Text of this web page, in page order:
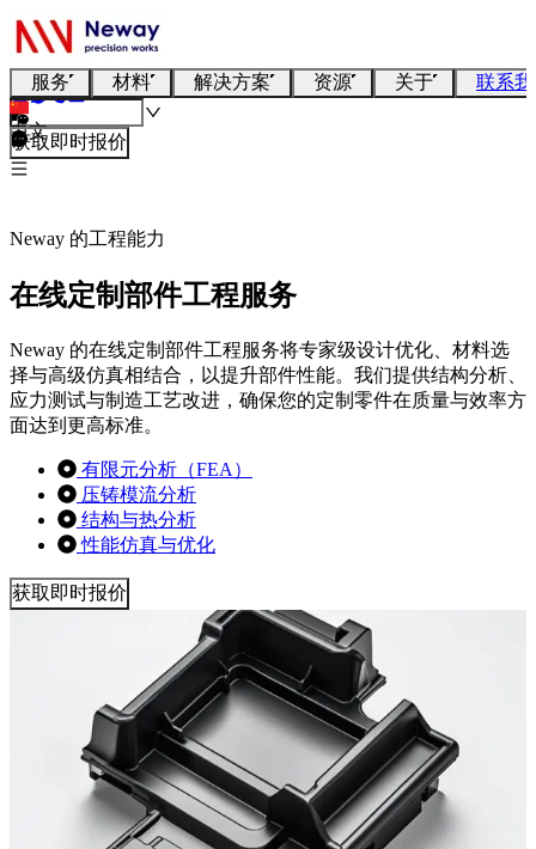
服务 材料 解决方案 资源 关于 联系
中文
获取即时报价
Neway 的工程能力
在线定制部件工程服务
Neway 的在线定制部件工程服务将专家级设计优化、材料选
择与高级仿真相结合，以提升部件性能。我们提供结构分析、
应力测试与制造工艺改进，确保您的定制零件在质量与效率方
面达到更高标准。
有限元分析（FEA）
压铸模流分析
结构与热分析
性能仿真与优化
获取即时报价